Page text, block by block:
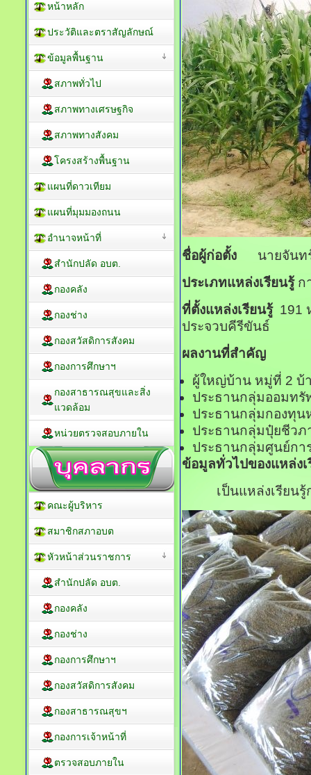
ชื่อผู้ก่อตั้ง นายจันทร์
ประเภทแหล่งเรียนรู้ ก
ที่ตั้งแหล่งเรียนรู้ 191
ประจวบคีรีขันธ์
ผลงานที่สำคัญ
ผู้ใหญ่บ้าน หมู่ที่ 2 บ้
ประธานกลุ่มออมท
ประธานกลุ่มกองทุน
ประธานกลุ่มปุ๋ยชีวภ
ประธานกลุ่มศูนย์กา
ข้อมูลทั่วไปของแหล่งเ
เป็นแหล่งเรียนรู้ก
หน้าหลัก
ประวัติและตราสัญลักษณ์
ข้อมูลพื้นฐาน
สภาพทั่วไป
สภาพทางเศรษฐกิจ
สภาพทางสังคม
โครงสร้างพื้นฐาน
แผนที่ดาวเทียม
แผนที่มุมมองถนน
อำนาจหน้าที่
สำนักปลัด อบต.
กองคลัง
กองช่าง
กองสวัสดิการสังคม
กองการศึกษาฯ
กองสาธารณสุขและสิ่ง
แวดล้อม
หน่วยตรวจสอบภายใน
คณะผู้บริหาร
สมาชิกสภาอบต
หัวหน้าส่วนราชการ
สำนักปลัด อบต.
กองคลัง
กองช่าง
กองการศึกษาฯ
กองสวัสดิการสังคม
กองสาธารณสุขฯ
กองการเจ้าหน้าที่
ตรวจสอบภายใน